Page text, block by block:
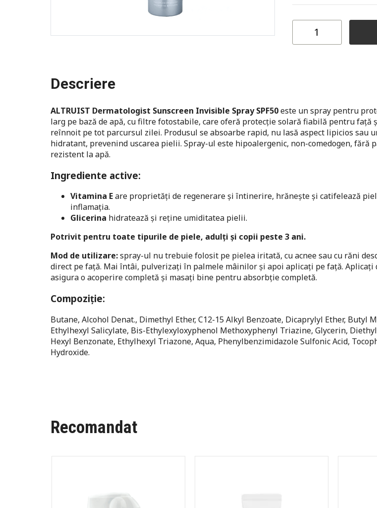
Descriere
ALTRUIST Dermatologist Sunscreen Invisible Spray SPF50este un spray pentru
larg pe bază de apă, cu filtre fotostabile, care oferă protecție solară fiabilă pentru față
reînnoit pe tot parcursul zilei. Produsul se absoarbe rapid, nu lasă aspect lipicios sau
hidratant, prevenind uscarea pielii. Spray-ul este hipoalergenic, non-comedogen, fără
rezistent la apă.
Ingrediente active:
Vitamina Eare proprietăți de regenerare și întinerire, hrănește și catifelează
inflamația.
Glicerina hidratează și reține umiditatea pielii.
Potrivit pentru toate tipurile de piele, adulți și copii peste 3 ani.
Mod de utilizare:spray-ul nu trebuie folosit pe pielea iritată, cu acnee sau cu răni
direct pe față. Mai întâi, pulverizați în palmele mâinilor și apoi aplicați pe față.
asigura o acoperire completă și masați bine pentru absorbție completă.
Compoziție:
Butane, Alcohol Denat., Dimethyl Ether, C12-15 Alkyl Benzoate, Dicaprylyl Ether, Butyl
Ethylhexyl Salicylate, Bis-Ethylexyloxyphenol Methoxyphenyl Triazine, Glycerin,
Hexyl Benzonate, Ethylhexyl Triazone, Aqua, Phenylbenzimidazole Sulfonic Acid,
Hydroxide.
Recomandat